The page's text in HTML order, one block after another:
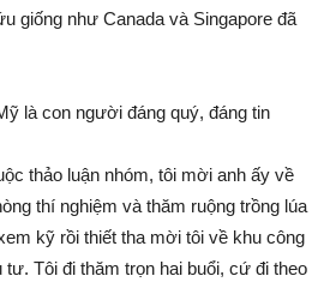
giống như Canada và Singapore đã
là con người đáng quý, đáng tin
thảo luận nhóm, tôi mời anh ấy về
thí nghiệm và thăm ruộng trồng lúa
kỹ rồi thiết tha mời tôi về khu công
tư. Tôi đi thăm trọn hai buổi, cứ đi theo